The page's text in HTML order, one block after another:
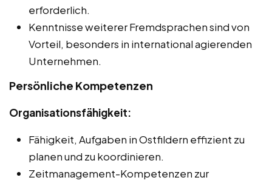
erforderlich.
Kenntnisse weiterer Fremdsprachen sind von
Vorteil, besonders in international agierenden
Unternehmen.
Persönliche Kompetenzen
Organisationsfähigkeit:
Fähigkeit, Aufgaben in Ostfildern effizient zu
planen und zu koordinieren.
Zeitmanagement-Kompetenzen zur